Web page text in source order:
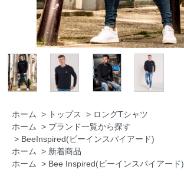
ホーム > トップス > ロングTシャツ
ホーム
> ブランド一覧から探す
> BeeInspired(ビーインスパイアード)
ホーム
> 新着商品
ホーム
> Bee Inspired(ビーインスパイアード)